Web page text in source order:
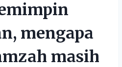
mengapa
masih